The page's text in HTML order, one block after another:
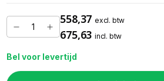
558,37 excl. btw
675,63 incl. btw
Bel voor levertijd